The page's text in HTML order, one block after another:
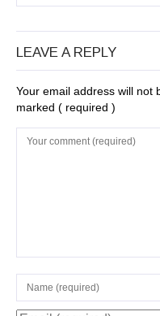
LEAVE A REPLY
Your email address will not
marked ( required )